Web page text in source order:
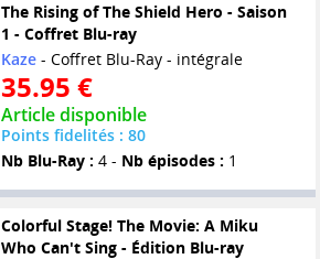
The Rising of The Shield Hero - Saison
1 - Coffret Blu-ray
Kaze- Coffret Blu-Ray - intégrale
35.95 €
Article disponible
Points fidelités : 80
Nb Blu-Ray : 4 - Nb épisodes : 1
Colorful Stage! The Movie: A Miku
Who Can't Sing - Édition Blu-ray